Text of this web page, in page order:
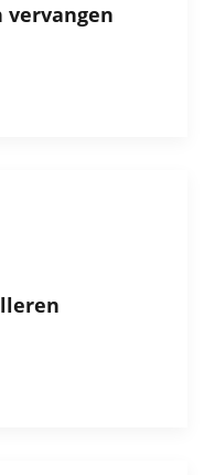
vervangen